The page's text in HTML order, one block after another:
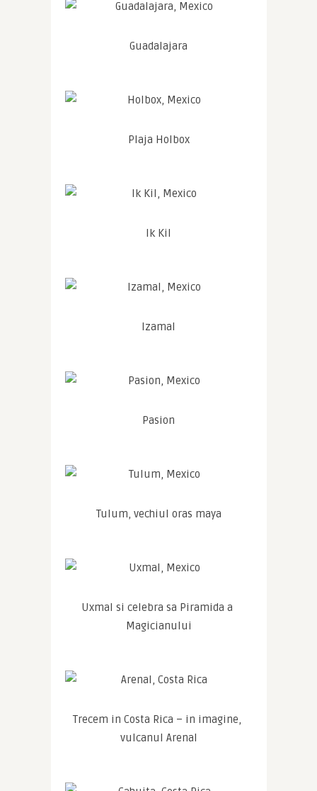
Guadalajara
Plaja Holbox
Ik Kil
Izamal
Pasion
Tulum, vechiul oras maya
Uxmal si celebra sa Piramida a
Magicianului
Trecem in Costa Rica – in imagine,
vulcanul Arenal